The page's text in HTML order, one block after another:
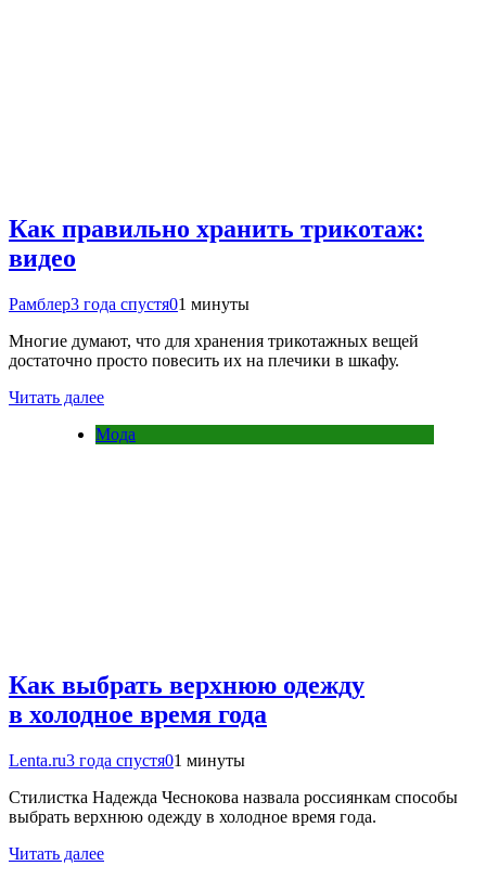
Как правильно хранить трикотаж:
видео
Рамблер3 года спустя01 минуты
Многие думают, что для хранения трикотажных вещей
достаточно просто повесить их на плечики в шкафу.
Читать далее
Мода
Как выбрать верхнюю одежду
в холодное время года
Lenta.ru3 года спустя01 минуты
Стилистка Надежда Чеснокова назвала россиянкам способы
выбрать верхнюю одежду в холодное время года.
Читать далее